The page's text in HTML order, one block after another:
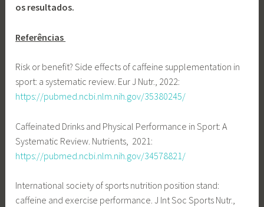
os resultados.
Referências
Risk or benefit? Side effects of caffeine supplementation in
sport: a systematic review. Eur J Nutr., 2022:
https://pubmed.ncbi.nlm.nih.gov/35380245/
Caffeinated Drinks and Physical Performance in Sport: A
Systematic Review. Nutrients, 2021:
https://pubmed.ncbi.nlm.nih.gov/34578821/
International society of sports nutrition position stand:
caffeine and exercise performance. J Int Soc Sports Nutr.,